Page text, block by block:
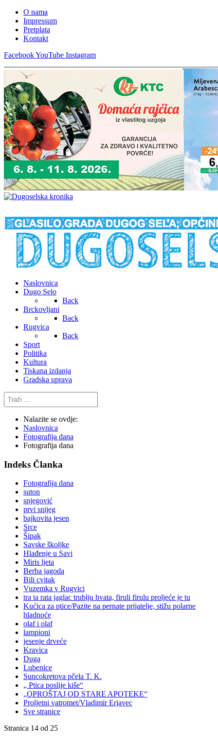
O nama
Impressum
Pretplata
Kontakt
FacebookYouTube Instagram
Naslovnica
Dugo Selo
Back
Brckovljani
Back
Rugvica
Back
Sport
Politika
Kultura
Tiskana izdanja
Gradska uprava
Traži
...
Nalazite se ovdje:
Naslovnica
Fotografija dana
Fotografija dana
Indeks Članka
Fotografija dana
suton
snjegović
prvi snijeg
bajkovita jesen
Srce
Šipak
Savske školjke
Hlađenje u Savi
Miris ljeta
Berba jagoda
Bili cvitak
Vuzemka v Rugvici
tra ta rata jaglac trublju hvata, firuli firulu proljeće je tu
Kućica za ptice/Pazite na pernate prijatelje, stižu polarne
hladnoće
olaf i olaf
lampioni
jesenje drveće
Kravica
Duga
Lubenice
Suncokretova pčela T. K.
„ Ptica poslije kiše“
„OPROŠTAJ OD STARE APOTEKE“
Proljetni vatromet/Vladimir Erjavec
Sve stranice
Stranica 14 od 25